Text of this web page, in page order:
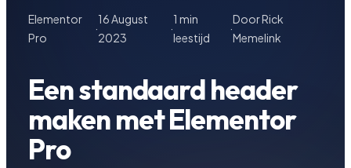
Elementor
Pro
·
16 August
2023
·
1 min
leestijd
·
Door Rick
Memelink
Een standaard header
maken met Elementor
Pro